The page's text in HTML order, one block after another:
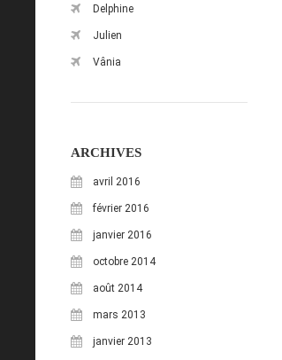
Delphine
Julien
Vânia
ARCHIVES
avril 2016
février 2016
janvier 2016
octobre 2014
août 2014
mars 2013
janvier 2013